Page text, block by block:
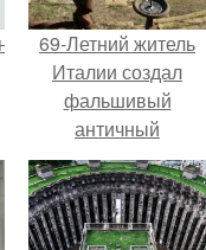
69-Летний житель
Италии создал
фальшивый
античный
амфитеатр и
долгое время
успешно выдавал
его за настоящее